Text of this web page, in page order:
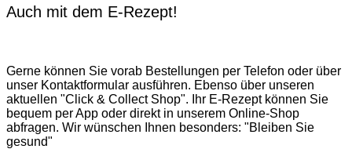
Auch mit dem E-Rezept!
Gerne können Sie vorab Bestellungen per Telefon oder über
unser Kontaktformular ausführen. Ebenso über unseren
aktuellen "Click & Collect Shop". Ihr E-Rezept können Sie
bequem per App oder direkt in unserem Online-Shop
abfragen. Wir wünschen Ihnen besonders: "Bleiben Sie
gesund"